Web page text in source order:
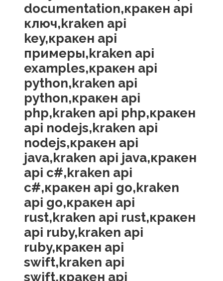
documentation,кракен api
ключ,kraken api
key,кракен api
примеры,kraken api
examples,кракен api
python,kraken api
python,кракен api
php,kraken api php,кракен
api nodejs,kraken api
nodejs,кракен api
java,kraken api java,кракен
api c#,kraken api
c#,кракен api go,kraken
api go,кракен api
rust,kraken api rust,кракен
api ruby,kraken api
ruby,кракен api
swift,kraken api
swift,кракен api